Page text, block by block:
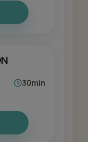
30min